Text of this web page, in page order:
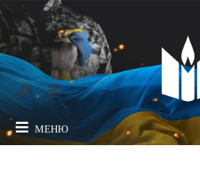
МЕНЮ